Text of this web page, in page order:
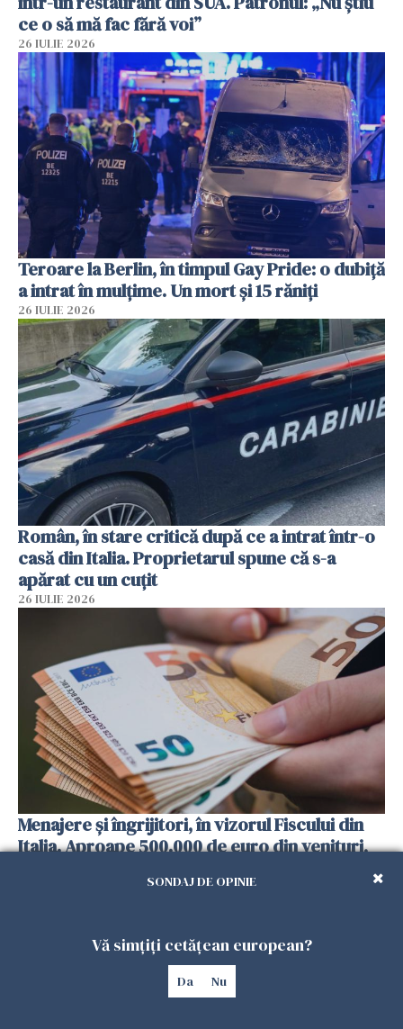
ce o să mă fac fără voi”
26 IULIE 2026
Teroare la Berlin, în timpul Gay Pride: o dubiță
a intrat în mulțime. Un mort și 15 răniți
26 IULIE 2026
Român, în stare critică după ce a intrat într-o
casă din Italia. Proprietarul spune că s-a
apărat cu un cuțit
26 IULIE 2026
Menajere și îngrijitori, în vizorul Fiscului din
Italia. Aproape 500.000 de euro din venituri,
SONDAJ DE OPINIE
Vă simțiți cetățean european?
Da Nu